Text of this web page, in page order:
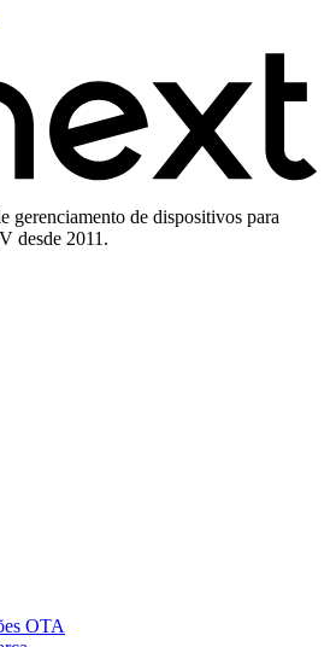
gerenciamento de dispositivos para
desde 2011.
OTA